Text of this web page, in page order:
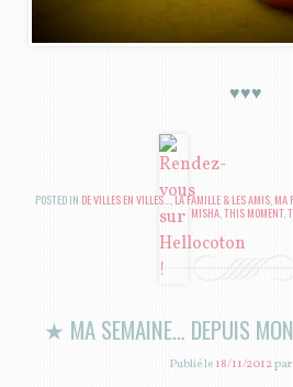
♥♥♥
POSTED IN DE VILLES EN VILLES...,LA FAMILLE & LES AMIS, MA
MISHA,THIS MOMENT,
★ MA SEMAINE… DEPUIS
Publié le18/11/2012par